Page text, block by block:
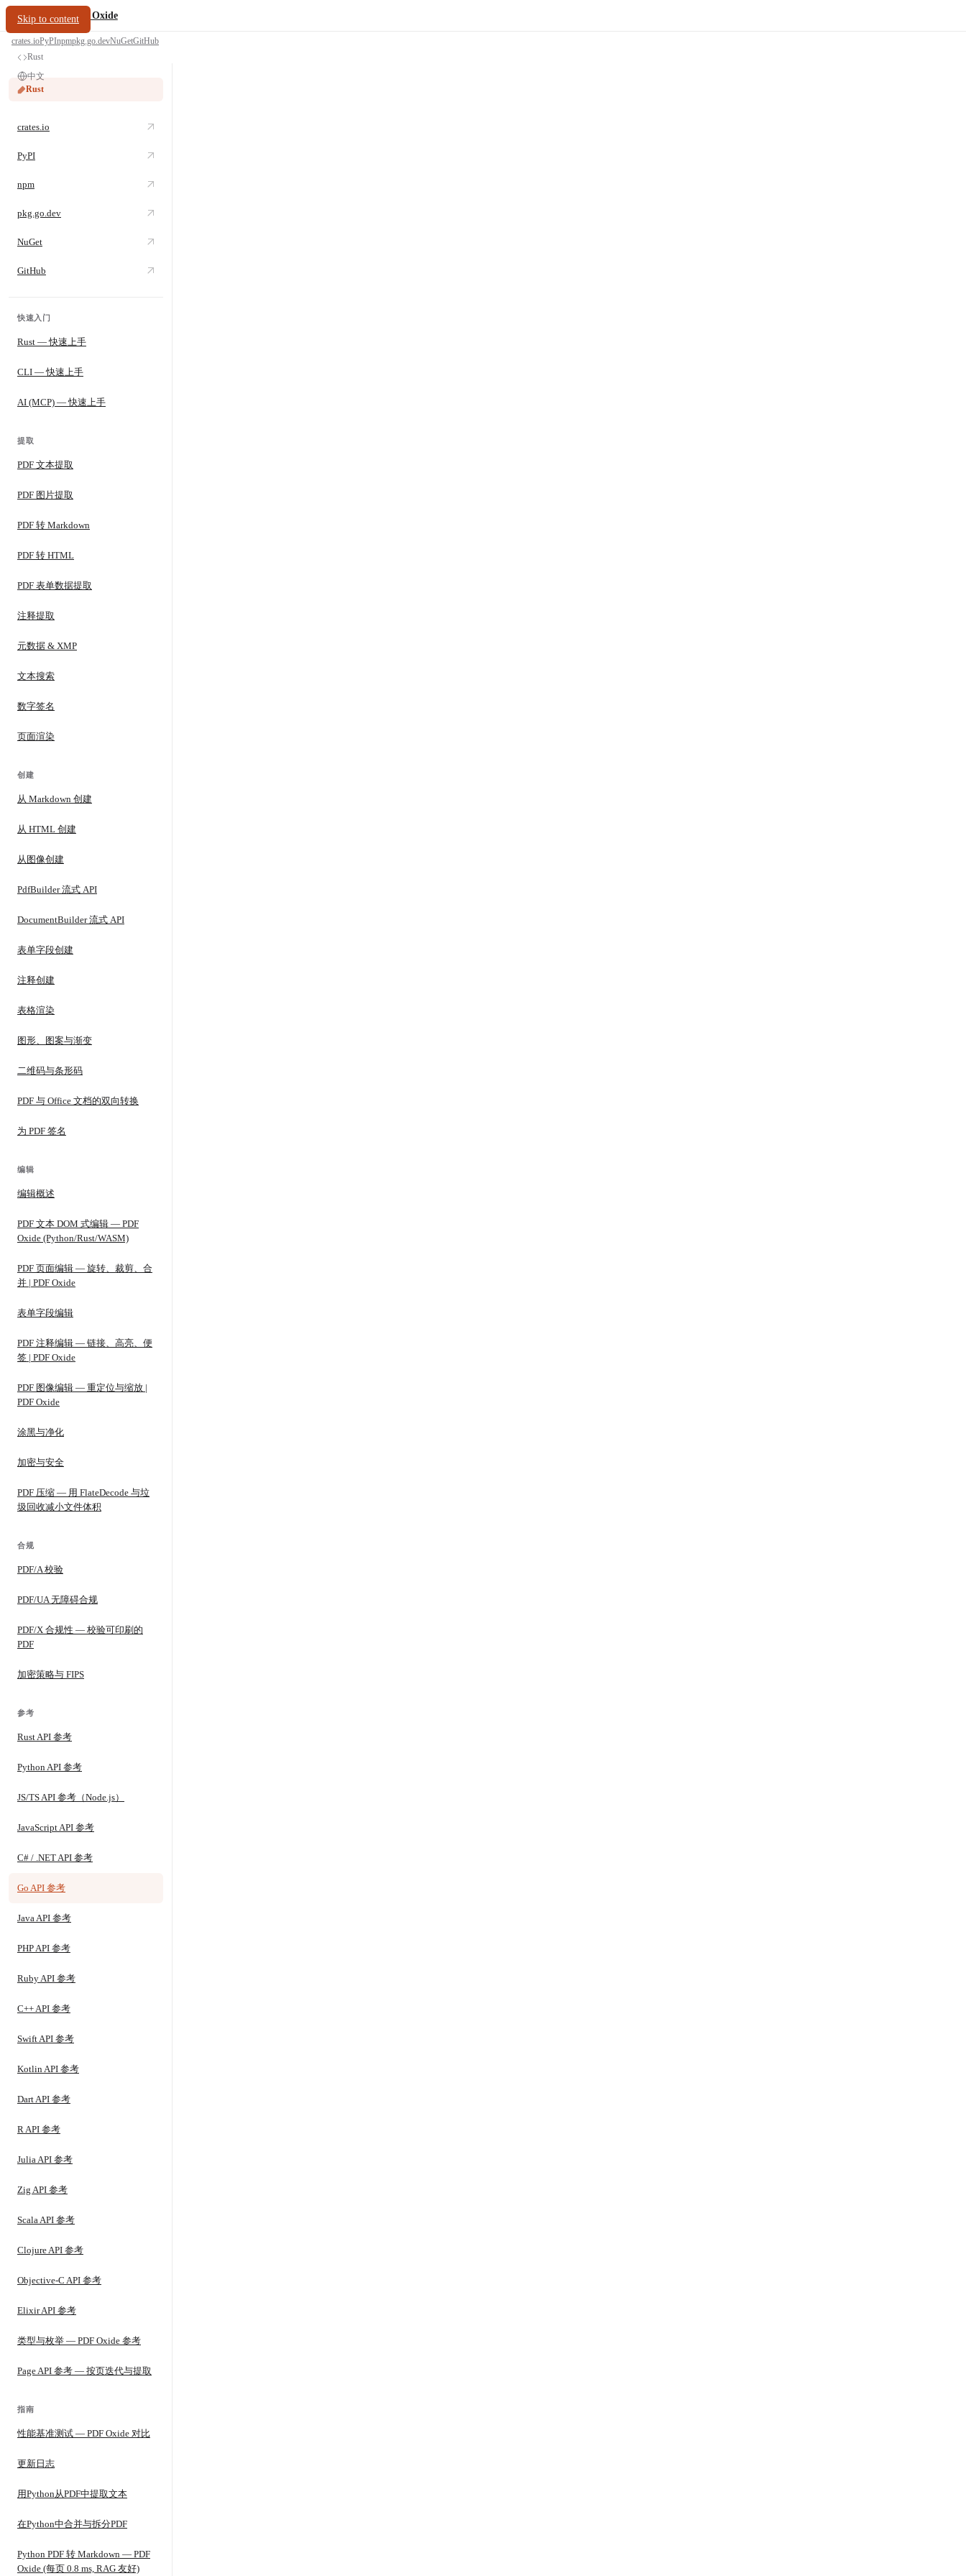
Skip to content
oxide.fyi/PDF Oxide
crates.ioPyPInpmpkg.go.devNuGetGitHub
Rust
中文
Rust
crates.io
PyPI
npm
pkg.go.dev
NuGet
GitHub
快速入门
Rust — 快速上手
CLI — 快速上手
AI (MCP) — 快速上手
提取
PDF 文本提取
PDF 图片提取
PDF 转 Markdown
PDF 转 HTML
PDF 表单数据提取
注释提取
元数据 & XMP
文本搜索
数字签名
页面渲染
创建
从 Markdown 创建
从 HTML 创建
从图像创建
PdfBuilder 流式 API
DocumentBuilder 流式 API
表单字段创建
注释创建
表格渲染
图形、图案与渐变
二维码与条形码
PDF 与 Office 文档的双向转换
为 PDF 签名
编辑
编辑概述
PDF 文本 DOM 式编辑 — PDF
Oxide (Python/Rust/WASM)
PDF 页面编辑 — 旋转、裁剪、合
并 | PDF Oxide
表单字段编辑
PDF 注释编辑 — 链接、高亮、便
签 | PDF Oxide
PDF 图像编辑 — 重定位与缩放 |
PDF Oxide
涂黑与净化
加密与安全
PDF 压缩 — 用 FlateDecode 与垃
圾回收减小文件体积
合规
PDF/A 校验
PDF/UA 无障碍合规
PDF/X 合规性 — 校验可印刷的
PDF
加密策略与 FIPS
参考
Rust API 参考
Python API 参考
JS/TS API 参考（Node.js）
JavaScript API 参考
C# / .NET API 参考
Go API 参考
Java API 参考
PHP API 参考
Ruby API 参考
C++ API 参考
Swift API 参考
Kotlin API 参考
Dart API 参考
R API 参考
Julia API 参考
Zig API 参考
Scala API 参考
Clojure API 参考
Objective-C API 参考
Elixir API 参考
类型与枚举 — PDF Oxide 参考
Page API 参考 — 按页迭代与提取
指南
性能基准测试 — PDF Oxide 对比
更新日志
用Python从PDF中提取文本
在Python中合并与拆分PDF
Python PDF 转 Markdown — PDF
Oxide (每页 0.8 ms, RAG 友好)